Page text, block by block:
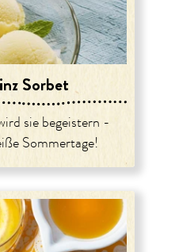
Sorbet
sie begeistern -
Sommertage!